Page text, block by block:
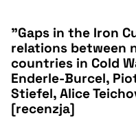
"Gaps in the Iron
relations between
countries in Cold
Enderle-Burcel,
Stiefel, Alice
[recenzja]